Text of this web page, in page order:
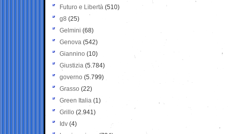
Futuro e Libertà (510)
g8 (25)
Gelmini (68)
Genova (542)
Giannino (10)
Giustizia (5.784)
governo (5.799)
Grasso (22)
Green Italia (1)
Grillo (2.941)
Idv (4)